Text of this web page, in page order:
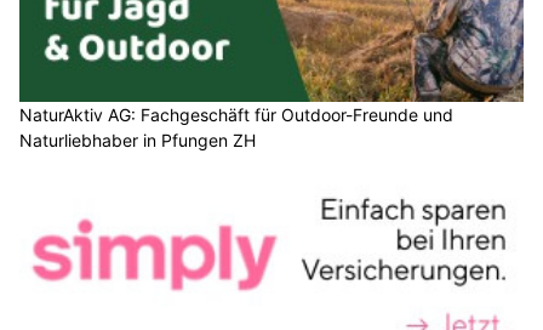
NaturAktiv AG: Fachgeschäft für Outdoor-Freunde und
Naturliebhaber in Pfungen ZH